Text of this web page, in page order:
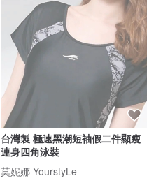
台灣製 極速黑潮短袖假二件顯瘦
連身四角泳裝
莫妮娜 YourstyLe